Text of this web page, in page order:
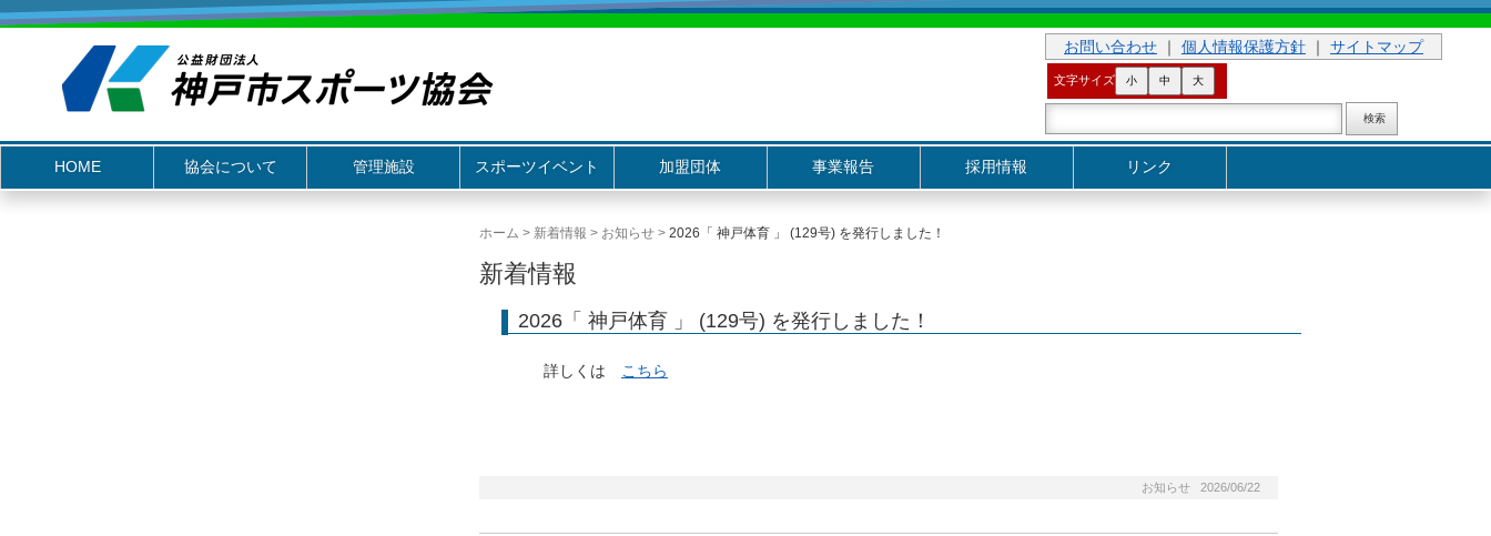
お問い合わせ ｜ 個人情報保護方針 ｜ サイトマップ
文字サイズ 小 中 大
HOME 協会について 管理施設 スポーツイベント 加盟団体 事業報告 採用情報 リンク
ホーム > 新着情報 > お知らせ > 2026「 神戸体育 」 (129号) を発行しました！
新着情報
2026「 神戸体育 」 (129号) を発行しました！
詳しくは こちら
お知らせ 2026/06/22